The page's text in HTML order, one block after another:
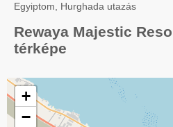
Egyiptom, Hurghada utazás
Rewaya Majestic
térképe
+
−